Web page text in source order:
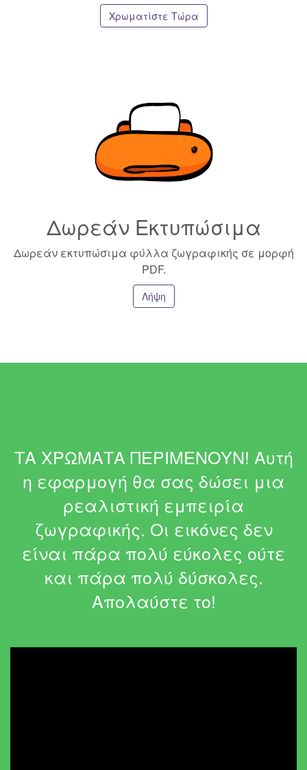
Χρωματίστε Τώρα
Δωρεάν Εκτυπώσιμα
Δωρεάν εκτυπώσιμα φύλλα ζωγραφικής σε μορφή
PDF.
Λήψη
ΤΑ ΧΡΩΜΑΤΑ ΠΕΡΙΜΕΝΟΥΝ! Αυτή
η εφαρμογή θα σας δώσει μια
ρεαλιστική εμπειρία
ζωγραφικής. Οι εικόνες δεν
είναι πάρα πολύ εύκολες ούτε
και πάρα πολύ δύσκολες.
Απολαύστε το!